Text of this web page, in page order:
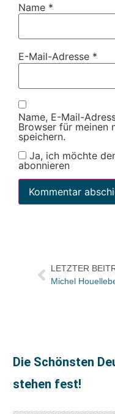
Name *
E-Mail-Adresse *
Name, E-Mail-
Browser für meinen
speichern.
Ja, ich möchte
abonnieren
LETZTER
Die Schönsten
stehen fest!